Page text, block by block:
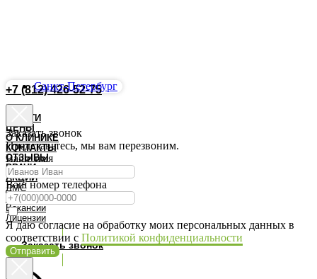
+7 (812) 426-52-75
Запись Онлайн
УСЛУГИ
ЦЕНЫ
О КЛИНИКЕ
КОНТАКТЫ
ОТЗЫВЫ
ВРАЧИ
АКЦИИ
ДМС
Документы
Вакансии
Лицензии
Заказать звонок
Санкт-Петербург
Заказать звонок
Представьтесь, мы вам перезвоним.
Ваше имя
Ваш номер телефона
Я даю согласие на обработку моих персональных данных в
соответствии с Политикой конфиденциальности
Отправить